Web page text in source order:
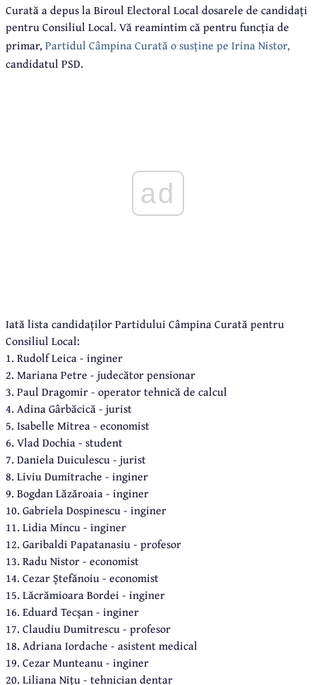
Curată a depus la Biroul Electoral Local dosarele de candidați
pentru Consiliul Local. Vă reamintim că pentru funcția de
primar,Partidul Câmpina Curată o susține pe Irina Nistor,
candidatul PSD.
ad
Iată lista candidaților Partidului Câmpina Curată pentru
Consiliul Local:
1. Rudolf Leica - inginer
2. Mariana Petre - judecător pensionar
3. Paul Dragomir - operator tehnică de calcul
4. Adina Gârbăcică - jurist
5. Isabelle Mitrea - economist
6. Vlad Dochia - student
7. Daniela Duiculescu - jurist
8. Liviu Dumitrache - inginer
9. Bogdan Lăzăroaia - inginer
10. Gabriela Dospinescu - inginer
11. Lidia Mincu - inginer
12. Garibaldi Papatanasiu - profesor
13. Radu Nistor - economist
14. Cezar Ștefănoiu - economist
15. Lăcrămioara Bordei - inginer
16. Eduard Tecșan - inginer
17. Claudiu Dumitrescu - profesor
18. Adriana Iordache - asistent medical
19. Cezar Munteanu - inginer
20. Liliana Nițu - tehnician dentar